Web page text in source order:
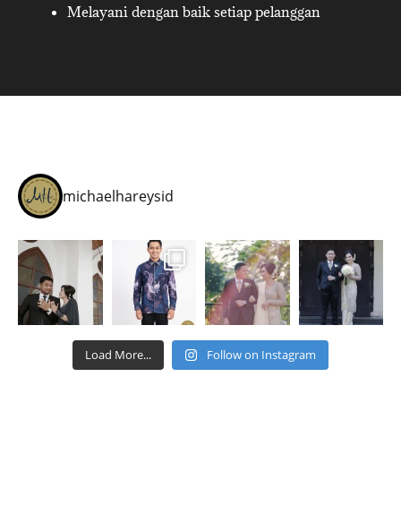
Melayani dengan baik setiap pelanggan
michaelhareysid
Load More... Follow on Instagram